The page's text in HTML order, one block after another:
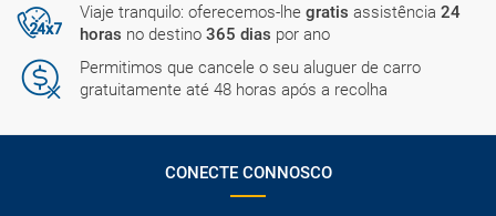
Viaje tranquilo: oferecemos-lhe gratis assistência 24
horas no destino 365 dias por ano
Permitimos que cancele o seu aluguer de carro
gratuitamente até 48 horas após a recolha
CONECTE CONNOSCO